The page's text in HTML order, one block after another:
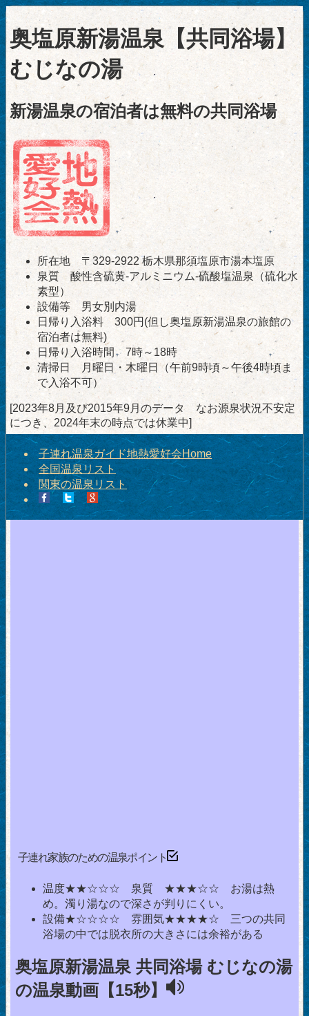
奥塩原新湯温泉【共同浴場】
むじなの湯
新湯温泉の宿泊者は無料の共同浴場
所在地 〒329-2922 栃木県那須塩原市湯本塩原
泉質 酸性含硫黄-アルミニウム-硫酸塩温泉（硫化水
素型）
設備等 男女別内湯
日帰り入浴料 300円(但し奥塩原新湯温泉の旅館の
宿泊者は無料)
日帰り入浴時間 7時～18時
清掃日 月曜日・木曜日（午前9時頃～午後4時頃ま
で入浴不可）
[2023年8月及び2015年9月のデータ なお源泉状況不安定
につき、2024年末の時点では休業中]
子連れ温泉ガイド地熱愛好会Home
全国温泉リスト
関東の温泉リスト
子連れ家族のための温泉ポイント
温度★★☆☆☆ 泉質 ★★★☆☆ お湯は熱
め。濁り湯なので深さが判りにくい。
設備★☆☆☆☆ 雰囲気★★★★☆ 三つの共同
浴場の中では脱衣所の大きさには余裕がある
奥塩原新湯温泉 共同浴場 むじなの湯
の温泉動画【15秒】